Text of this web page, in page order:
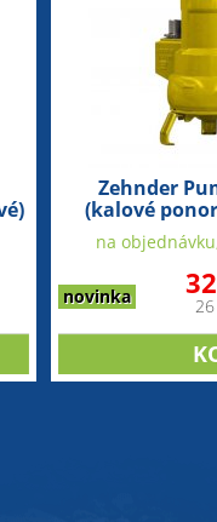
Zehnder
(kalové
novinka
na